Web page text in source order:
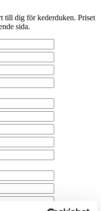
till dig för kederduken. Priset
sida.